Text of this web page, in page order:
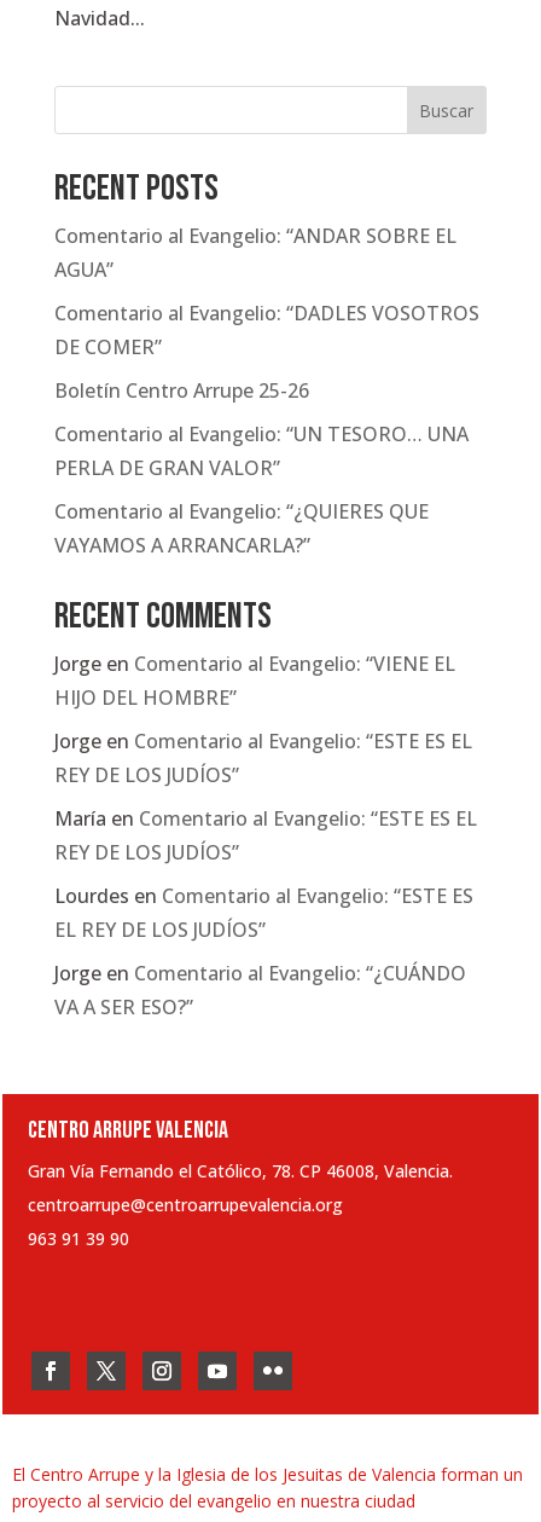
Navidad...
Buscar
Recent Posts
Comentario al Evangelio: “ANDAR SOBRE EL
AGUA”
Comentario al Evangelio: “DADLES VOSOTROS
DE COMER”
Boletín Centro Arrupe 25-26
Comentario al Evangelio: “UN TESORO… UNA
PERLA DE GRAN VALOR”
Comentario al Evangelio: “¿QUIERES QUE
VAYAMOS A ARRANCARLA?”
Recent Comments
Jorgeen Comentario al Evangelio: “VIENE EL
HIJO DEL HOMBRE”
Jorgeen Comentario al Evangelio: “ESTE ES EL
REY DE LOS JUDÍOS”
María en Comentario al Evangelio: “ESTE ES EL
REY DE LOS JUDÍOS”
Lourdes en Comentario al Evangelio: “ESTE ES
EL REY DE LOS JUDÍOS”
Jorgeen Comentario al Evangelio: “¿CUÁNDO
VA A SER ESO?”
CENTRO ARRUPE VALENCIA
Gran Vía Fernando el Católico, 78. CP 46008, Valencia.
centroarrupe@centroarrupevalencia.org
963 91 39 90
El Centro Arrupe y la Iglesia de los Jesuitas de Valencia forman un
proyecto al servicio del evangelio en nuestra ciudad